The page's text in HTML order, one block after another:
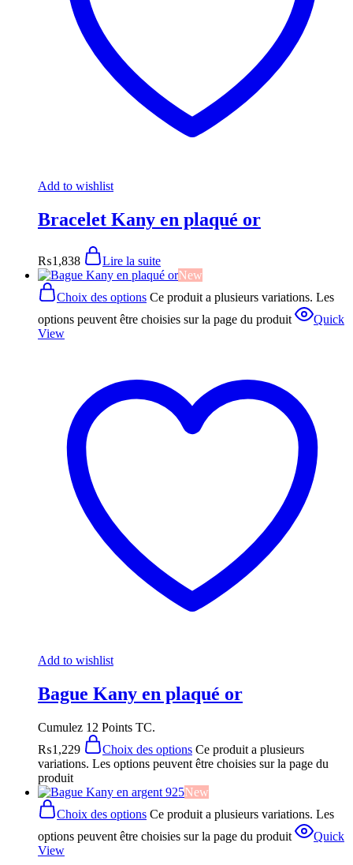
Add to wishlist
Bracelet Kany en plaqué or
₨1,838
Lire la suite
New
Choix des options Ce produit a plusieurs variations. Les
options peuvent être choisies sur la page du produit
Quick
View
Add to wishlist
Bague Kany en plaqué or
Cumulez 12 Points TC.
₨1,229 Choix des options Ce produit a plusieurs
variations. Les options peuvent être choisies sur la page du
produit
New
Choix des options Ce produit a plusieurs variations. Les
options peuvent être choisies sur la page du produit
Quick
View